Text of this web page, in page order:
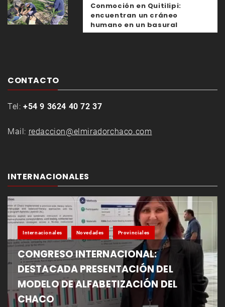
Conmoción en Quitilipi:
encuentran un cráneo
humano en un basural
CONTACTO
Tel: +54 9 3624 40 72 37
Mail: redaccion@elmiradorchaco.com
INTERNACIONALES
Internacionales Novedades Provinciales
CONGRESO INTERNACIONAL:
DESTACADA PRESENTACIÓN DEL
MODELO DE ALFABETIZACIÓN DEL
CHACO